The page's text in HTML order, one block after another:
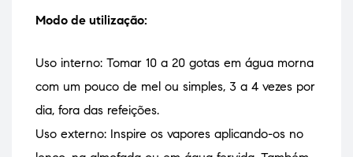
Modo de utilização:
Uso interno: Tomar 10 a 20 gotas em água morna
com um pouco de mel ou simples, 3 a 4 vezes por
dia, fora das refeições.
Uso externo: Inspire os vapores aplicando-os no